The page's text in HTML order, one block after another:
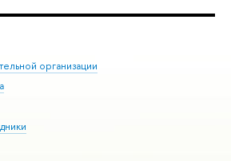
организации